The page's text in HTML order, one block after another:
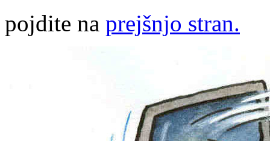
pojdite na prejšnjo stran.